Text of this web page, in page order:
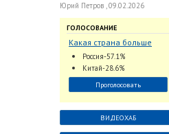
Юрий Петров , 09.02.2026
ГОЛОСОВАНИЕ
Какая страна больше
всего поставляет
трубопроводную
арматуру в химическую
отрасль?
Россия-57.1%
Китай-28.6%
Проголосовать
ВИДЕОХАБ